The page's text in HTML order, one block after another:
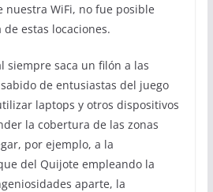
nuestra WiFi, no fue posible
estas locaciones.
siempre saca un filón a las
de entusiastas del juego
laptops y otros dispositivos
la cobertura de las zonas
por ejemplo, a la
del Quijote empleando la
aparte, la